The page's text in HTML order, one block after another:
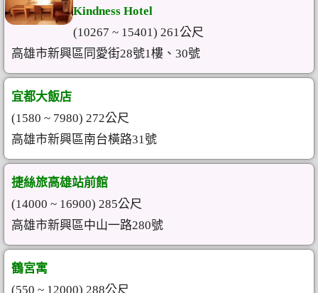
Kindness Hotel
(10267 ~ 15401) 261公尺
高雄市新興區同愛街28號1樓、30號
宜都大飯店
(1580 ~ 7980) 272公尺
高雄市新興區南台橫路31號
捷絲旅高雄站前館
(14000 ~ 16900) 285公尺
高雄市新興區中山一路280號
鶴宮寓
(550 ~ 12000) 288公尺